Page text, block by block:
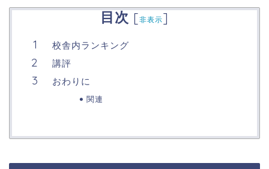
目次 [非表示]
校舎内ランキング
講評
おわりに
関連